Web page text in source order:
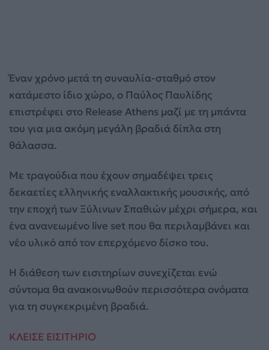
Έναν χρόνο μετά τη συναυλία-σταθμό στον
κατάμεστο ίδιο χώρο, ο Παύλος Παυλίδης
επιστρέφει στο Release Athens μαζί με τη μπάντα
του για μια ακόμη μεγάλη βραδιά δίπλα στη
θάλασσα.
Με τραγούδια που έχουν σημαδέψει τρεις
δεκαετίες ελληνικής εναλλακτικής μουσικής, από
την εποχή των Ξύλινων Σπαθιών μέχρι σήμερα, και
ένα ανανεωμένο live set που θα περιλαμβάνει και
νέο υλικό από τον επερχόμενο δίσκο του.
Η διάθεση των εισιτηρίων συνεχίζεται ενώ
σύντομα θα ανακοινωθούν περισσότερα ονόματα
για τη συγκεκριμένη βραδιά.
ΚΛΕΙΣΕ ΕΙΣΙΤΗΡΙΟ